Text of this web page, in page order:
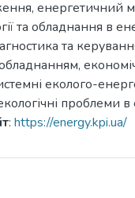
енергетичний
та обладнання в
та
еколого-
проблеми в
: https://energy.kpi.ua/